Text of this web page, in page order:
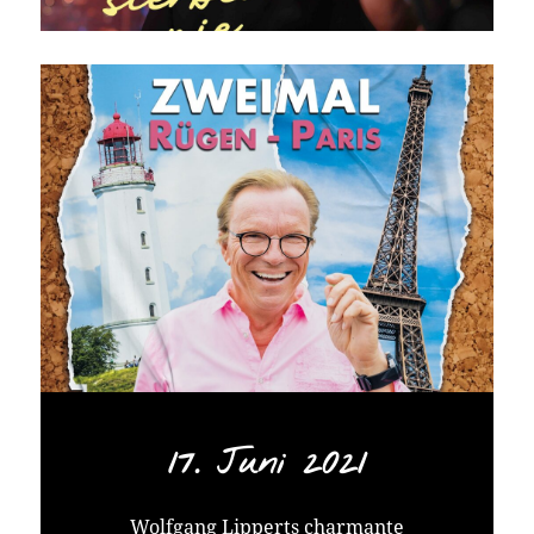
17. Juni 2021
Wolfgang Lipperts charmante